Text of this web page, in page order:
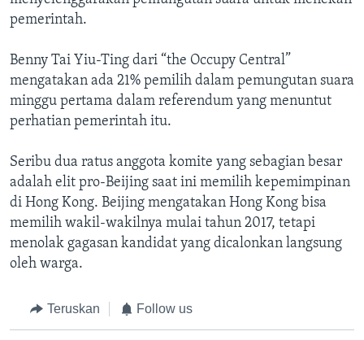
pemerintah.
Benny Tai Yiu-Ting dari “the Occupy Central”
mengatakan ada 21% pemilih dalam pemungutan suara
minggu pertama dalam referendum yang menuntut
perhatian pemerintah itu.
Seribu dua ratus anggota komite yang sebagian besar
adalah elit pro-Beijing saat ini memilih kepemimpinan
di Hong Kong. Beijing mengatakan Hong Kong bisa
memilih wakil-wakilnya mulai tahun 2017, tetapi
menolak gagasan kandidat yang dicalonkan langsung
oleh warga.
Teruskan Follow us